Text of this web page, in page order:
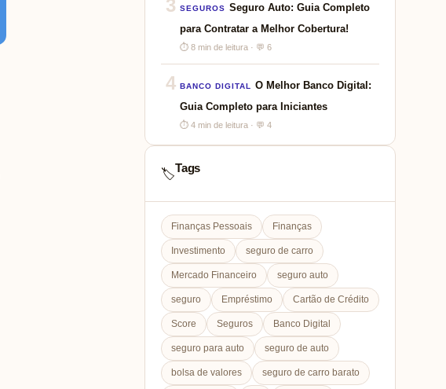
3 SEGUROS Seguro Auto: Guia Completo
para Contratar a Melhor Cobertura!
⏱ 8 min de leitura · 💬 6
4 BANCO DIGITAL
O Melhor Banco Digital:
Guia Completo para Iniciantes
⏱ 4 min de leitura · 💬 4
🏷️Tags
Finanças Pessoais Finanças
Investimento seguro de carro
Mercado Financeiro seguro auto
seguro Empréstimo Cartão de Crédito
Score Seguros Banco Digital
seguro para auto seguro de auto
bolsa de valores seguro de carro barato